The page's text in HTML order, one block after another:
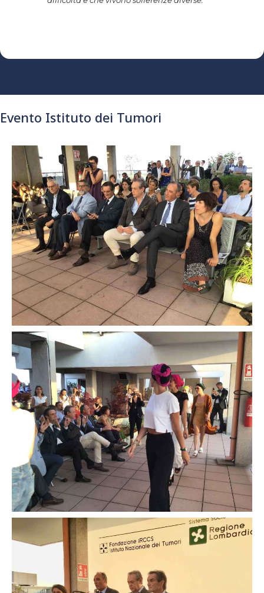
Evento Istituto dei Tumori